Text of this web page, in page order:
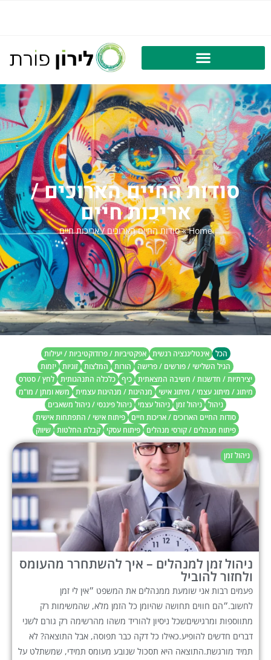
סודות החיים הארוכים /
אריכות חיים
Home
»סודות החיים הארוכים / אריכות חיים
אינטליגנציה רגשית
אפקטיביות / פרודוקטיביות / יעילות
הגיל השלישי / פורשים / פרישה
הורות המלצות זוגיות יזמות
יצירתיות / חדשנות / חשיבה המצאתית כיף כלכלה התנהגותית לחץ / סטרס
מיתוג / מיתוג עצמי / מיתוג אישי
מנהיגות / מנהיגות עצמית
משא ומתן / מו"מ
ניהול ניהול זמן ניהול עצמי
ניהול פיננסי / ניהול משאבים
סודות החיים הארוכים / אריכות חיים
פיתוח אישי / התפתחות אישית
פיתוח מנהלים / קורסי מנהלים
פיתוח עסקי קבלת החלטות שיווק
הכל
ניהול זמן
ניהול זמן למנהלים – איך להשתחרר מהעומס
ולחזור להוביל
פעמים רבות אני שומעת ממנהלים את המשפט ״אין לי זמן
לחשוב.״הם חווים תחושה שהיומן כל הזמן מלא, שהמשימות רק
מתווספות ומרגישיםשכל ניסיון להוריד משהו מהרשימה רק גורם לשני
דברים חדשים להופיע.כאילו כל דקה כבר תפוסה, אבל התוצאה? לא
תמיד מורגשת.התוצאה היא תסכול שנובע מעומס תמידי, שמשתלט על